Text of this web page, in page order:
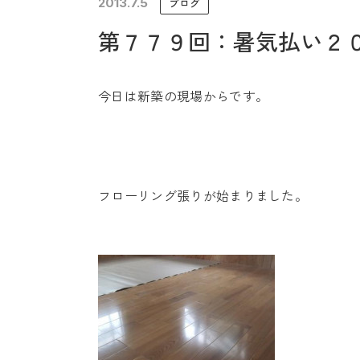
未来に住み継ぐ平屋
第７７９回：暑気払い２
今日は新築の現場からです。
フローリング張りが始まりました。